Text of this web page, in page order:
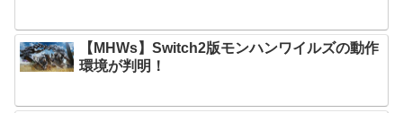
【MHWs】Switch2版モンハンワイルズの動作
環境が判明！